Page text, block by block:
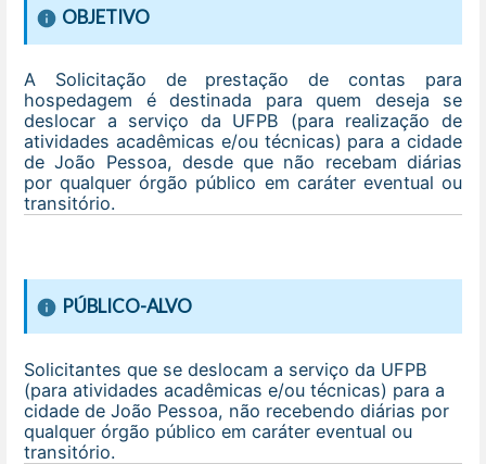
OBJETIVO
A Solicitação de prestação de contas para
hospedagem é destinada para quem deseja se
deslocar a serviço da UFPB (para realização de
atividades acadêmicas e/ou técnicas) para a cidade
de João Pessoa, desde que não recebam diárias
por qualquer órgão público em caráter eventual ou
transitório.
PÚBLICO-ALVO
Solicitantes que se deslocam a serviço da UFPB
(para atividades acadêmicas e/ou técnicas) para a
cidade de João Pessoa, não recebendo diárias por
qualquer órgão público em caráter eventual ou
transitório.